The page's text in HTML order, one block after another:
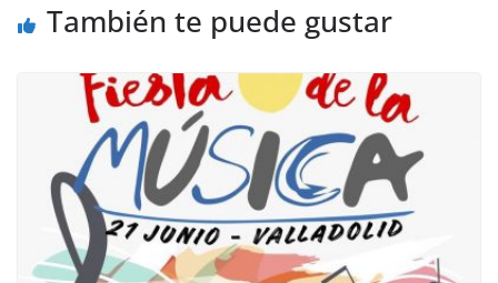
k
También te puede gustar